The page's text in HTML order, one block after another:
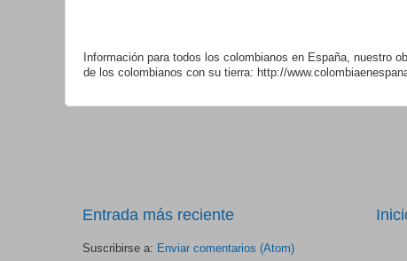
Información para todos los colombianos en España, nuestro
de los colombianos con su tierra: http://
Entrada más reciente
Suscribirse a: Enviar comentarios (Atom)